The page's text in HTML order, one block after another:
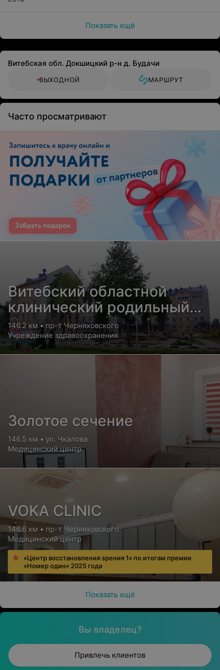
Показать ещё
Витебская обл. Докшицкий р-н д. Будачи
ВЫХОДНОЙ МАРШРУТ
Часто просматривают
Витебский областной
клинический родильный
дом
146.2 км • пр-т Черняховского
Учреждение здравоохранения
Золотое сечение
146.5 км • ул. Чкалова
Медицинский центр
VOKA CLINIC
146.6 км • пр-т Черняховского
Медицинский центр
«Центр восстановления зрения 1» по итогам премии
«Номер один» 2025 года
Показать ещё
Вы владелец?
Привлечь клиентов